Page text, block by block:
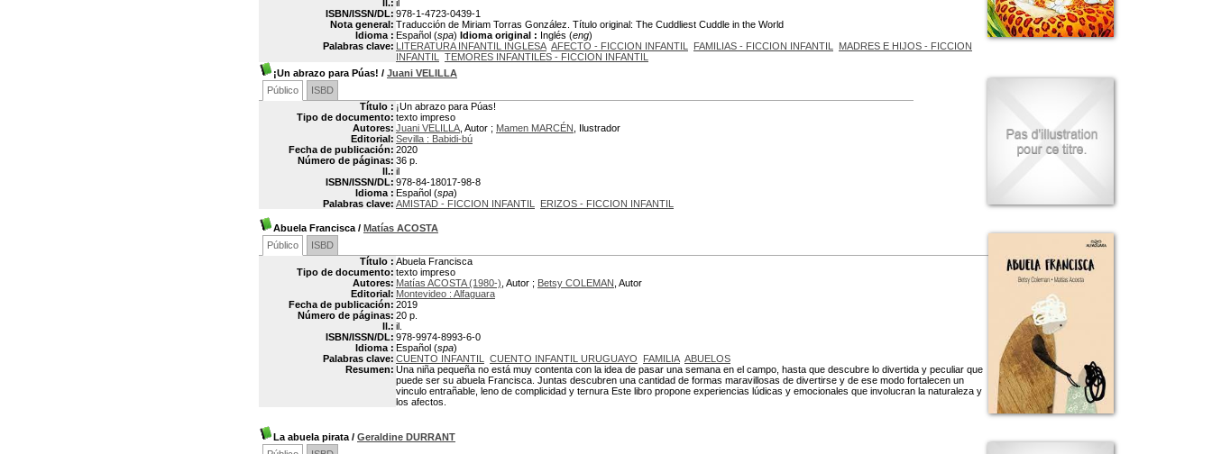
Il.: il
ISBN/ISSN/DL: 978-1-4723-0439-1
Nota general: Traducción de Miriam Torras González. Título original: The Cuddliest Cuddle in the World
Idioma : Español (spa) Idioma original : Inglés (eng)
Palabras clave: LITERATURA INFANTIL INGLESA AFECTO - FICCION INFANTIL FAMILIAS - FICCION INFANTIL
MADRES E HIJOS - FICCION
INFANTIL
TEMORES INFANTILES - FICCION INFANTIL
¡Un abrazo para Púas! / Juani VELILLA
Público
ISBD
Título : ¡Un abrazo para Púas!
Tipo de documento: texto impreso
Autores: Juani VELILLA , Autor ; Mamen MARCÉN , Ilustrador
Editorial: Sevilla : Babidi-bú
Fecha de publicación: 2020
Número de páginas: 36 p.
Il.: il
ISBN/ISSN/DL: 978-84-18017-98-8
Idioma : Español (spa)
Palabras clave: AMISTAD - FICCION INFANTIL ERIZOS - FICCION INFANTIL
Abuela Francisca / Matías ACOSTA
Público
ISBD
Título : Abuela Francisca
Tipo de documento: texto impreso
Autores: Matías ACOSTA (1980-) , Autor ; Betsy COLEMAN , Autor
Editorial: Montevideo : Alfaguara
Fecha de publicación: 2019
Número de páginas: 20 p.
Il.: il.
ISBN/ISSN/DL: 978-9974-8993-6-0
Idioma : Español (spa)
Palabras clave: CUENTO INFANTIL CUENTO INFANTIL URUGUAYO FAMILIA ABUELOS
Resumen: Una niña pequeña no está muy contenta con la idea de pasar una semana en el campo, hasta que descubre lo divertida y peculiar que
puede ser su abuela Francisca. Juntas descubren una cantidad de formas maravillosas de divertirse y de ese modo fortalecen un
vinculo entrañable, leno de complicidad y ternura Este libro propone experiencias lúdicas y emocionales que involucran la naturaleza y
los afectos.
La abuela pirata / Geraldine DURRANT